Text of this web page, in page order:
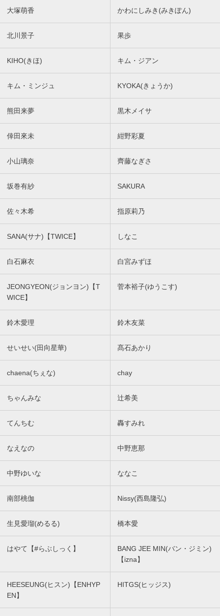
大塚萌香 かわにしみき(みきぽん)
北川景子 果歩
KIHO(きほ) キム・ジアン
キム・ミンジュ KYOKA(きょうか)
熊田来夢 黒木メイサ
倖田來未 紺野彩夏
小山璃奈 齊藤なぎさ
坂巻有紗 SAKURA
佐々木希 指原莉乃
SANA(サナ)【TWICE】 しなこ
白石麻衣 白宮みずほ
JEONGYEON(ジョンヨン)【T
WICE】
菅本裕子(ゆうこす)
鈴木愛理 鈴木友菜
せいせい(田向星華) 髙石あかり
chaena(ちぇな) chay
ちゃんみな 辻希美
てんちむ 轟すみれ
なえなの 中野恵那
中野ゆいな ななこ
南部桃伽 Nissy(西島隆弘)
生見愛瑠(めるる) 橋本愛
はやて【#らぶしっく】
BANG JEE MIN(バン・ジミン)
【izna】
HEESEUNG(ヒスン)【ENHYP
EN】
HITGS(ヒッジス)